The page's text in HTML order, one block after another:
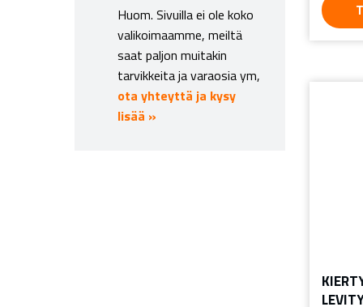
Huom. Sivuilla ei ole koko
valikoimaamme, meiltä
saat paljon muitakin
tarvikkeita ja varaosia ym,
ota yhteyttä ja kysy
lisää »